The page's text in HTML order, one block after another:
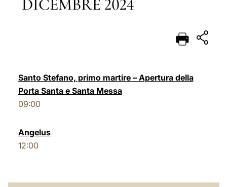
DEUTSCH
العربيّة
DICEMBRE 2024
Santo Stefano, primo martire – Apertura della
Porta Santa e Santa Messa
09:00
Angelus
12:00